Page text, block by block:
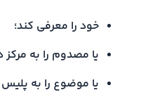
خود را معرفی کند؛
یا مصدوم را به مرکز
یا موضوع را به